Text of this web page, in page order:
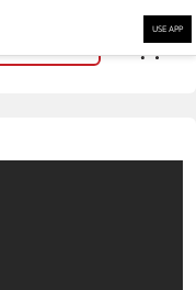
USE APP